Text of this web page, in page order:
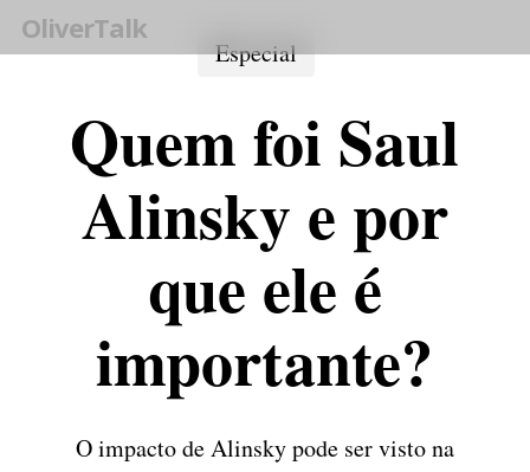
Skip
to
OliverTalk
Especial
Quem foi Saul
Alinsky e por
que ele é
importante?
O impacto de Alinsky pode ser visto na